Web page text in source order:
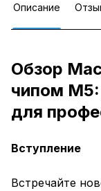
Описание
Обзор
чипом
для
Вступление
Встречайте